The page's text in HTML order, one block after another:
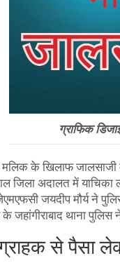
ग्राफिक
के खिलाफ
जिला अदालत में
जयदीप मौर्य
थाना पुलिस
से पैसा